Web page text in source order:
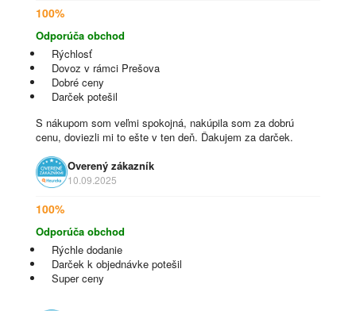
100%
Odporúča obchod
Rýchlosť
Dovoz v rámci Prešova
Dobré ceny
Darček potešil
S nákupom som veľmi spokojná, nakúpila som za dobrú
cenu, doviezli mi to ešte v ten deň. Ďakujem za darček.
Overený zákazník
10.09.2025
100%
Odporúča obchod
Rýchle dodanie
Darček k objednávke potešil
Super ceny